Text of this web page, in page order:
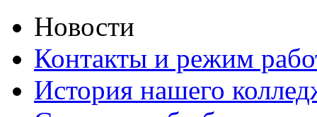
Новости
Контакты и режим
История нашего